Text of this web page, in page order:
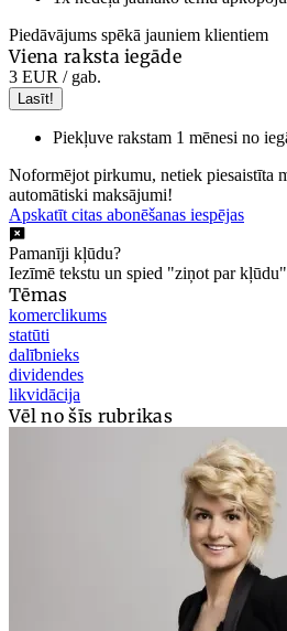
Piedāvājums spēkā jauniem klientiem
Viena raksta iegāde
3 EUR / gab.
Lasīt!
Piekļuve rakstam 1 mēnesi no
Noformējot pirkumu, netiek piesaistīta
automātiski maksājumi!
Apskatīt citas abonēšanas iespējas
Pamanīji kļūdu?
Iezīmē tekstu un spied "ziņot par
Tēmas
komerclikums
statūti
dalībnieks
dividendes
likvidācija
Vēl no šīs rubrikas